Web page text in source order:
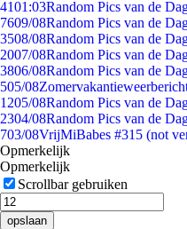
4101:03Random Pics van de
7609/08Random Pics van de
3508/08Random Pics van de
2007/08Random Pics van de
3806/08Random Pics van de
505/08
1205/08Random Pics van de
2304/08Random Pics van de
703/08VrijMiBabes #315 (not
Opmerkelijk
Opmerkelijk
Scrollbar gebruiken
opslaan